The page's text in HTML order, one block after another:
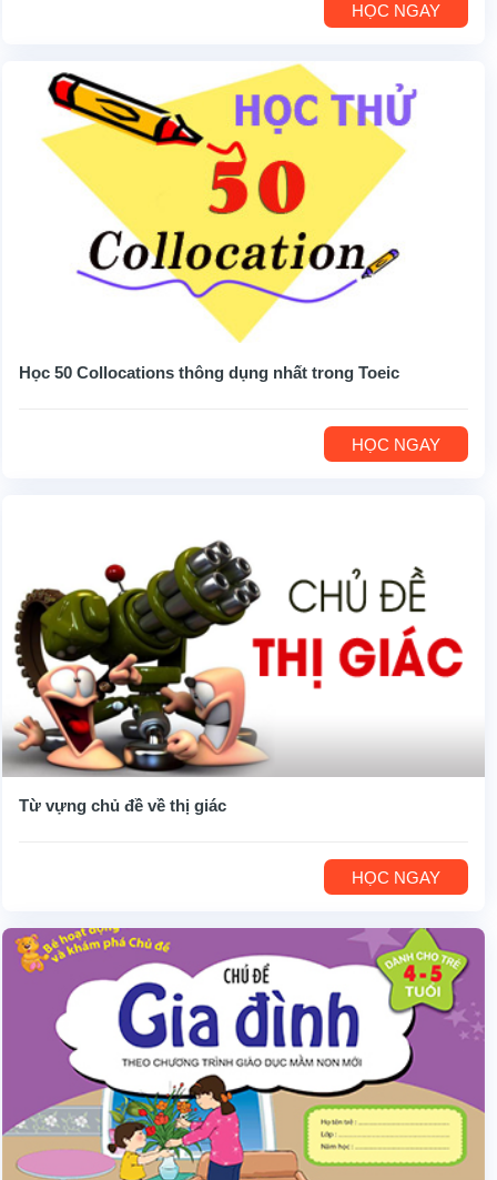
HỌC NGAY
Học 50 Collocations thông dụng nhất trong Toeic
HỌC NGAY
Từ vựng chủ đề về thị giác
HỌC NGAY